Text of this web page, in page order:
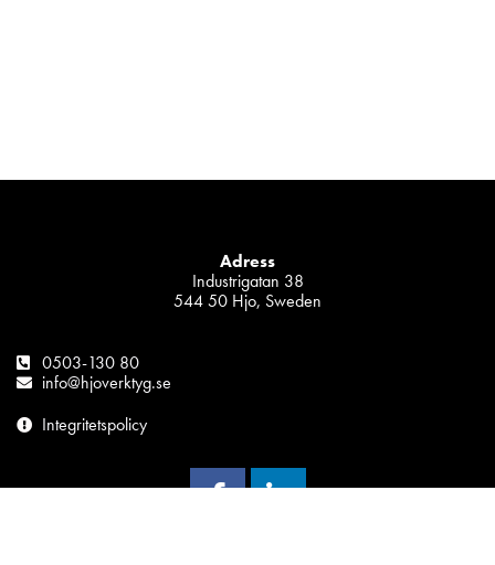
Adress
Industrigatan 38
544 50 Hjo, Sweden
0503-130 80
info@hjoverktyg.se
Integritetspolicy